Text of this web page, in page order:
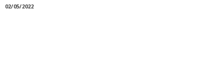
02/05/2022